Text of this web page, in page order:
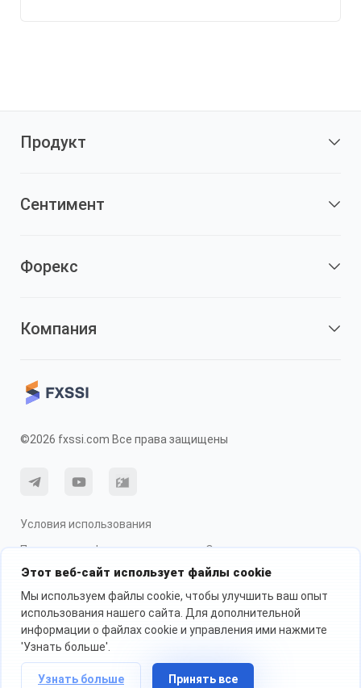
Этот веб-сайт использует файлы cookie
Мы используем файлы cookie, чтобы улучшить ваш опыт
использования нашего сайта. Для дополнительной
информации о файлах cookie и управления ими нажмите
'Узнать больше'.
Узнать больше Принять все
Продукт
Сентимент
Форекс
Компания
©2026 fxssi.com Все права защищены
Условия использования
Политика конфиденциальности
О рисках
Использование cookie
Веб-сайт управляется FXSSI LTD Регистрационный номер: 13534801
(Англия) | 71-75 Shelton Street, London, England, WC2H 9JQ
Мы рекомендуем вам обратиться за независимой финансовой
консультацией и убедиться, что вы полностью понимаете риски,